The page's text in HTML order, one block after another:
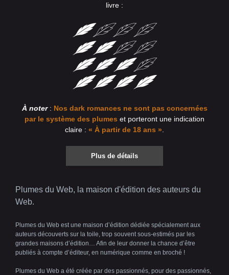
livre :
À noter: Nos dark romances ne sont pas concernées
par le système des plumes et porteront une indication
claire : « À partir de 18 ans ».
Plus de détails
Plumes du Web, la maison d'édition des auteurs du
Web.
Plumes du Web est une maison d’édition dédiée spécialement aux
auteurs découverts sur la toile, trop souvent sous-estimés par les
grandes maisons d’édition… Afin de leur donner la chance d’être
publiés à compte d’éditeur, en numérique comme en broché !
Plumes du Web a été créée par des passionnés, pour des passionnés,